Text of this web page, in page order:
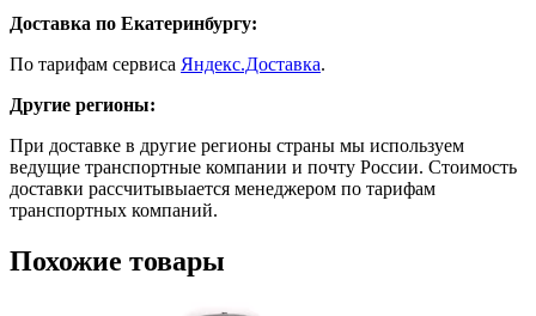
Доставка по Екатеринбургу:
По тарифам сервиса Яндекс.Доставка.
Другие регионы:
При доставке в другие регионы страны мы используем
ведущие транспортные компании и почту России. Стоимость
доставки рассчитывыается менеджером по тарифам
транспортных компаний.
Похожие товары